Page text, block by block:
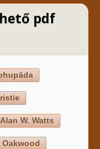
pdf
Alan W. Watts
Oakwood